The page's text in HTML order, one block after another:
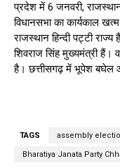
प्रदेश में 6 जनवरी,
विधानसभा का कार्यकाल
राजस्थान हिन्दी पट्टी
शिवराज सिंह मुख्यमंत्री हैं।
है। छत्तीसगढ़ में भूपेश बघेल
TAGS assembly
Bharatiya Janata Party